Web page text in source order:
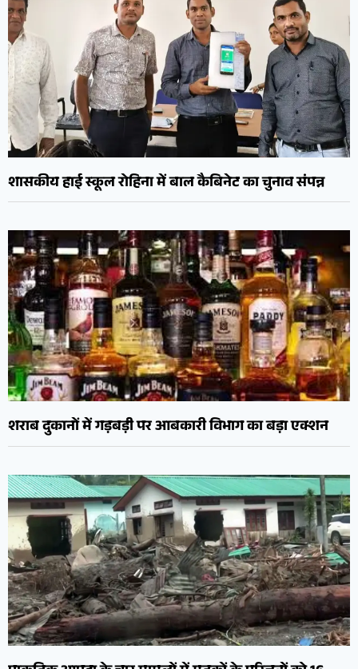
शासकीय हाई स्कूल रोहिना में बाल कैबिनेट का चुनाव संपन्न
शराब दुकानों में गड़बड़ी पर आबकारी विभाग का बड़ा एक्शन